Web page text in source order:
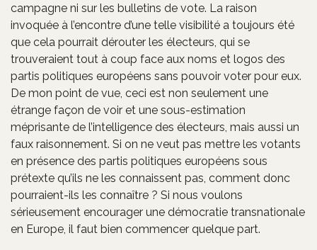
campagne ni sur les bulletins de vote. La raison
invoquée à l’encontre d’une telle visibilité a toujours été
que cela pourrait dérouter les électeurs, qui se
trouveraient tout à coup face aux noms et logos des
partis politiques européens sans pouvoir voter pour eux.
De mon point de vue, ceci est non seulement une
étrange façon de voir et une sous-estimation
méprisante de l’intelligence des électeurs, mais aussi un
faux raisonnement. Si on ne veut pas mettre les votants
en présence des partis politiques européens sous
prétexte qu’ils ne les connaissent pas, comment donc
pourraient-ils les connaître ? Si nous voulons
sérieusement encourager une démocratie transnationale
en Europe, il faut bien commencer quelque part.